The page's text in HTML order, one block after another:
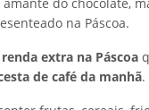
na Páscoa.
renda extra na Páscoa
de café da manhã.